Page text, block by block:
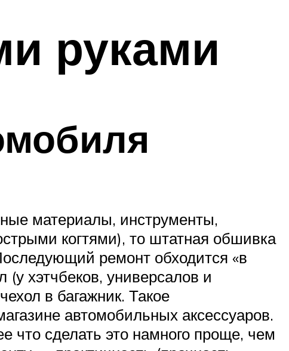
руками
материалы, инструменты,
когтями), то штатная обшивка
ремонт обходится «в
(у хэтчбеков, универсалов и
в багажник. Такое
автомобильных аксессуаров.
что сделать это намного проще, чем